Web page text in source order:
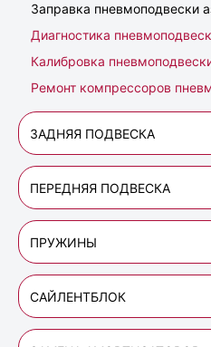
Заправка пневмоподвески
Диагностика
Калибровка
Ремонт компрессоров
ЗАДНЯЯ ПОДВЕСКА
ПЕРЕДНЯЯ ПОДВЕСКА
ПРУЖИНЫ
САЙЛЕНТБЛОК